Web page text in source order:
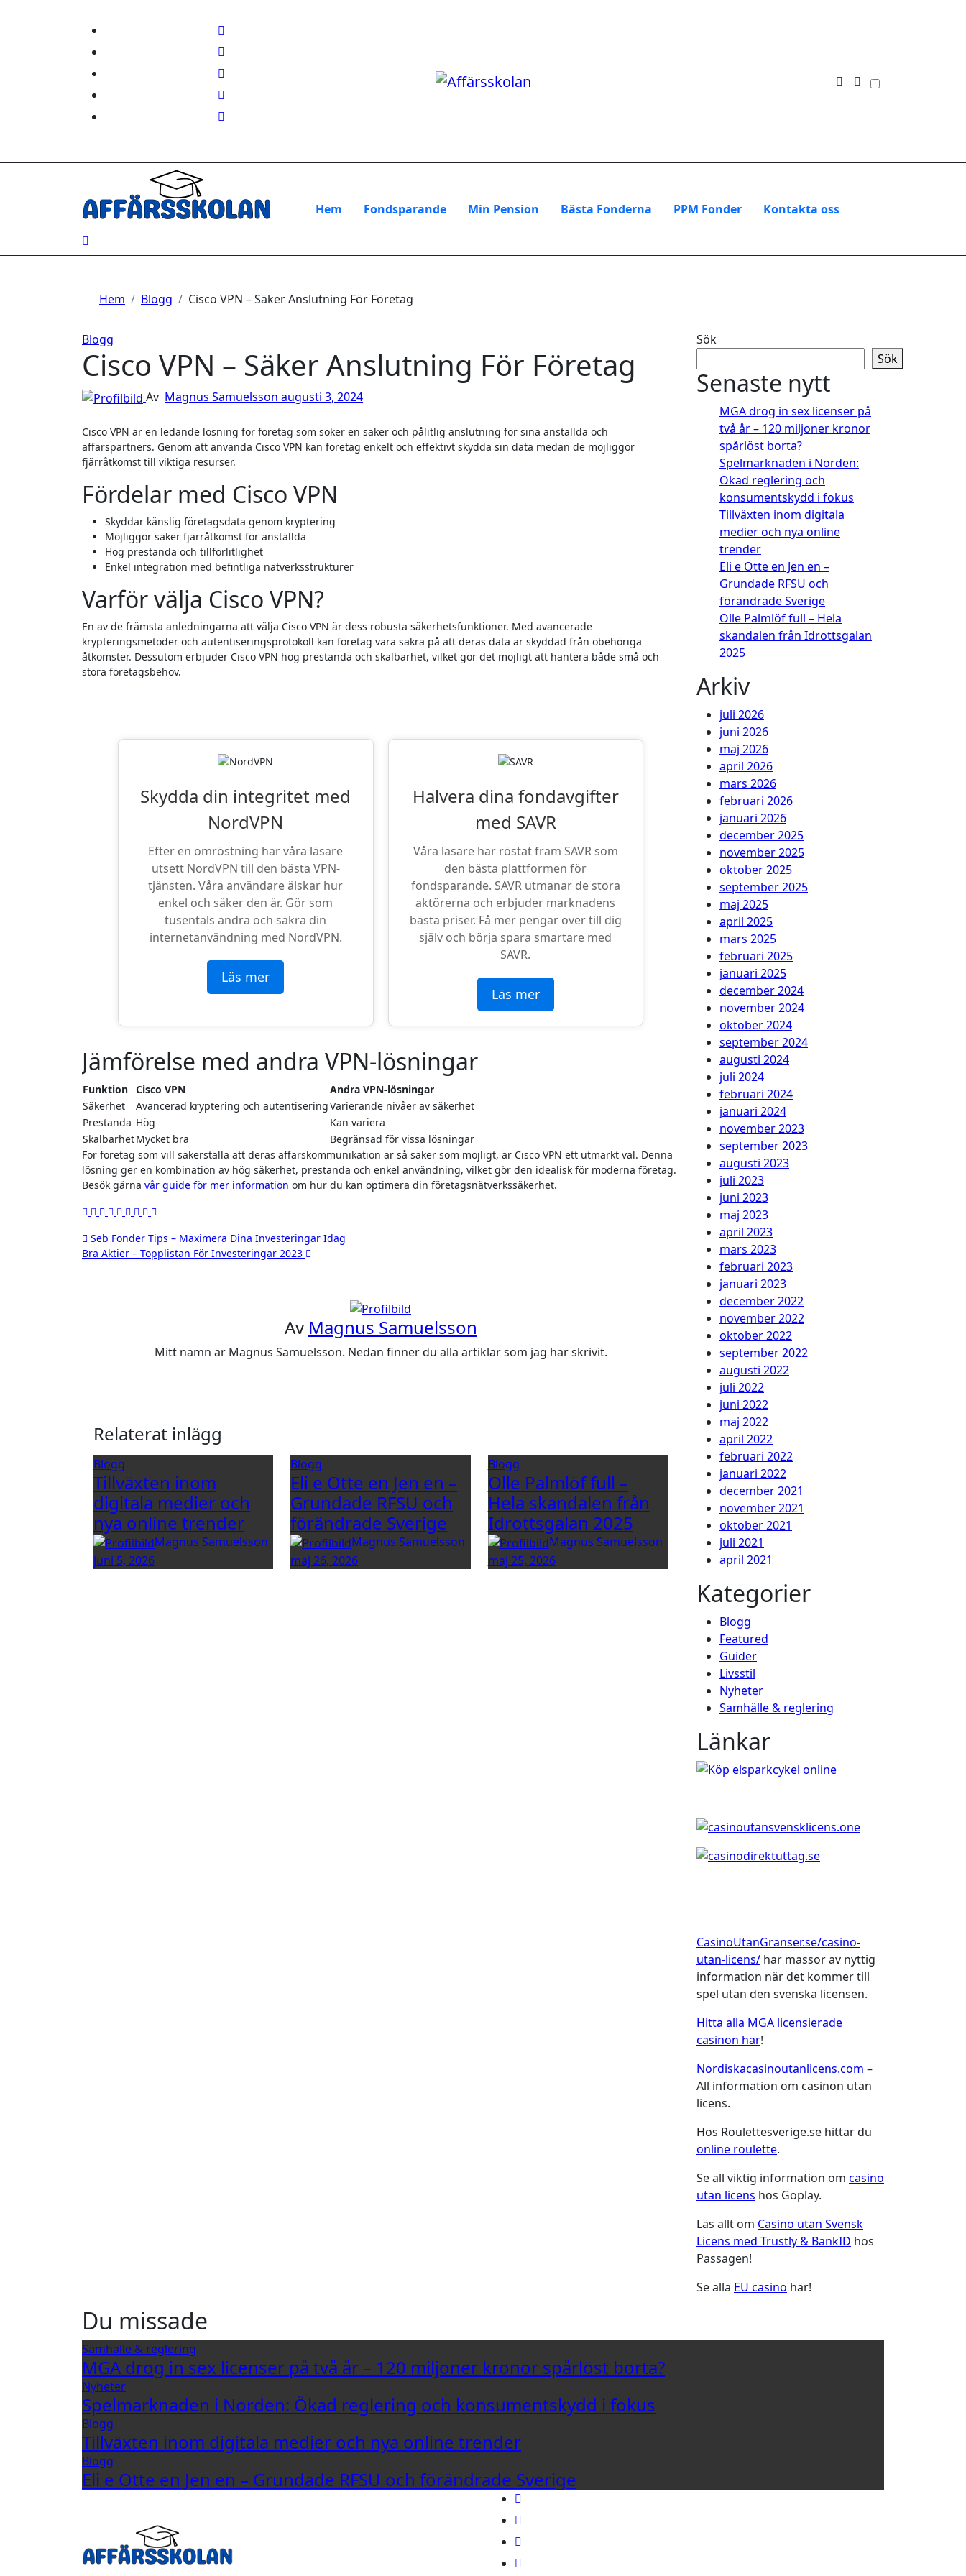
Hem Fondsparande Min Pension Bästa Fonderna PPM Fonder Kontakta oss
Hem Blogg Cisco VPN – Säker Anslutning För Företag
Blogg
Cisco VPN – Säker Anslutning För Företag
Av Magnus Samuelsson augusti 3, 2024
Cisco VPN är en ledande lösning för företag som söker en säker och pålitlig anslutning för sina anställda och
affärspartners. Genom att använda Cisco VPN kan företag enkelt och effektivt skydda sin data medan de möjliggör
fjärråtkomst till viktiga resurser.
Fördelar med Cisco VPN
Skyddar känslig företagsdata genom kryptering
Möjliggör säker fjärråtkomst för anställda
Hög prestanda och tillförlitlighet
Enkel integration med befintliga nätverksstrukturer
Varför välja Cisco VPN?
En av de främsta anledningarna att välja Cisco VPN är dess robusta säkerhetsfunktioner. Med avancerade
krypteringsmetoder och autentiseringsprotokoll kan företag vara säkra på att deras data är skyddad från obehöriga
åtkomster. Dessutom erbjuder Cisco VPN hög prestanda och skalbarhet, vilket gör det möjligt att hantera både små och
stora företagsbehov.
Skydda din integritet med
NordVPN
Efter en omröstning har våra läsare
utsett NordVPN till den bästa VPN-
tjänsten. Våra användare älskar hur
enkel och säker den är. Gör som
tusentals andra och säkra din
internetanvändning med NordVPN.
Läs mer
Halvera dina fondavgifter
med SAVR
Våra läsare har röstat fram SAVR som
den bästa plattformen för
fondsparande. SAVR utmanar de stora
aktörerna och erbjuder marknadens
bästa priser. Få mer pengar över till dig
själv och börja spara smartare med
SAVR.
Läs mer
Jämförelse med andra VPN-lösningar
Funktion Cisco VPN
Andra VPN-lösningar
Säkerhet
Avancerad kryptering och autentiseringVarierande nivåer av säkerhet
Prestanda Hög
Kan variera
SkalbarhetMycket bra
Begränsad för vissa lösningar
För företag som vill säkerställa att deras affärskommunikation är så säker som möjligt, är Cisco VPN ett utmärkt val. Denna
lösning ger en kombination av hög säkerhet, prestanda och enkel användning, vilket gör den idealisk för moderna företag.
Besök gärna vår guide för mer information om hur du kan optimera din företagsnätverkssäkerhet.
Inläggsnavigering
Seb Fonder Tips – Maximera Dina Investeringar Idag
Bra Aktier – Topplistan För Investeringar 2023
Av Magnus Samuelsson
Mitt namn är Magnus Samuelsson. Nedan finner du alla artiklar som jag har skrivit.
Relaterat inlägg
Blogg
Tillväxten inom
digitala medier och
nya online trender
Magnus Samuelsson
juni 5, 2026
Blogg
Eli e Otte en Jen en –
Grundade RFSU och
förändrade Sverige
Magnus Samuelsson
maj 26, 2026
Blogg
Olle Palmlöf full –
Hela skandalen från
Idrottsgalan 2025
Magnus Samuelsson
maj 25, 2026
Sök
Sök
Senaste nytt
MGA drog in sex licenser på
två år – 120 miljoner kronor
spårlöst borta?
Spelmarknaden i Norden:
Ökad reglering och
konsumentskydd i fokus
Tillväxten inom digitala
medier och nya online
trender
Eli e Otte en Jen en –
Grundade RFSU och
förändrade Sverige
Olle Palmlöf full – Hela
skandalen från Idrottsgalan
2025
Arkiv
juli 2026
juni 2026
maj 2026
april 2026
mars 2026
februari 2026
januari 2026
december 2025
november 2025
oktober 2025
september 2025
maj 2025
april 2025
mars 2025
februari 2025
januari 2025
december 2024
november 2024
oktober 2024
september 2024
augusti 2024
juli 2024
februari 2024
januari 2024
november 2023
september 2023
augusti 2023
juli 2023
juni 2023
maj 2023
april 2023
mars 2023
februari 2023
januari 2023
december 2022
november 2022
oktober 2022
september 2022
augusti 2022
juli 2022
juni 2022
maj 2022
april 2022
februari 2022
januari 2022
december 2021
november 2021
oktober 2021
juli 2021
april 2021
Kategorier
Blogg
Featured
Guider
Livsstil
Nyheter
Samhälle & reglering
Länkar
CasinoUtanGränser.se/casino-
utan-licens/ har massor av nyttig
information när det kommer till
spel utan den svenska licensen.
Hitta alla MGA licensierade
casinon här!
Nordiskacasinoutanlicens.com –
All information om casinon utan
licens.
Hos Roulettesverige.se hittar du
online roulette.
Se all viktig information om casino
utan licens hos Goplay.
Läs allt om Casino utan Svensk
Licens med Trustly & BankID hos
Passagen!
Se alla EU casino här!
Du missade
Samhälle & reglering
MGA drog in sex licenser på två år – 120 miljoner kronor spårlöst borta?
Nyheter
Spelmarknaden i Norden: Ökad reglering och konsumentskydd i fokus
Blogg
Tillväxten inom digitala medier och nya online trender
Blogg
Eli e Otte en Jen en – Grundade RFSU och förändrade Sverige